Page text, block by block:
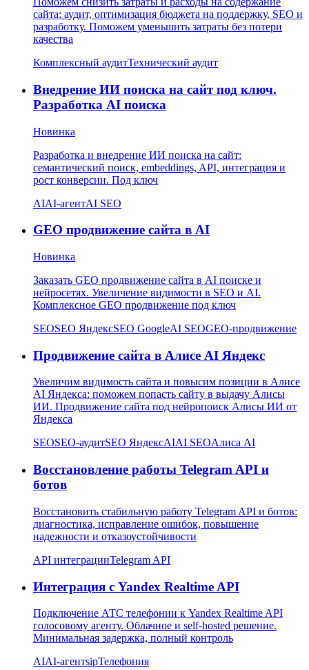
сайта: аудит, оптимизация бюджета на поддержку, SEO и
разработку. Поможем уменьшить затраты без потери
качества
Комплексный аудитТехнический аудит
Внедрение ИИ поиска на сайт под ключ.
Разработка AI поиска
Новинка
Разработка и внедрение ИИ поиска на сайт:
семантический поиск, embeddings, API, интеграция и
рост конверсии. Под ключ
AIAI-агентAI SEO
GEO продвижение сайта в AI
Новинка
Заказать GEO продвижение сайта в AI поиске и
нейросетях. Увеличение видимости в SEO и AI.
Комплексное GEO продвижение под ключ
SEOSEO ЯндексSEO GoogleAI SEOGEO-продвижение
Продвижение сайта в Алисе AI Яндекс
Увеличим видимость сайта и повысим позиции в Алисе
AI Яндекса: поможем попасть сайту в выдачу Алисы
ИИ. Продвижение сайта под нейропоиск Алисы ИИ от
Яндекса
SEOSEO-аудитSEO ЯндексAIAI SEOАлиса AI
Восстановление работы Telegram API и
ботов
Восстановить стабильную работу Telegram API и ботов:
диагностика, исправление ошибок, повышение
надежности и отказоустойчивости
API интеграцииTelegram API
Интеграция с Yandex Realtime API
Подключение АТС телефонии к Yandex Realtime API
голосовому агенту. Облачное и self-hosted решение.
Минимальная задержка, полный контроль
AIAI-агентsipТелефония